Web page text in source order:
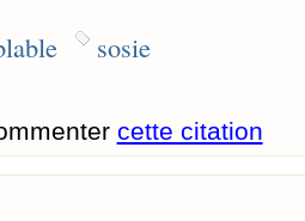
sosie
cette citation